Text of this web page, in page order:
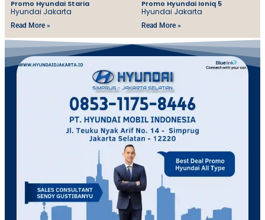
Promo Hyundai Staria
Hyundai Jakarta
Read More »
Promo Hyundai Ioniq 5
Hyundai Jakarta
Read More »